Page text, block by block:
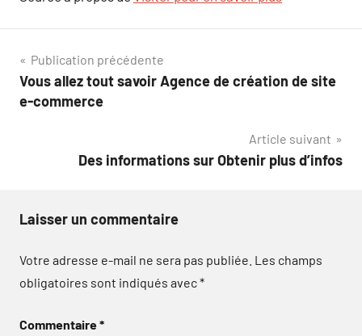
Navigation
de
Publication précédente
Vous allez tout savoir Agence de création de site
e-commerce
Article suivant
Des informations sur Obtenir plus d’infos
Laisser un commentaire
Votre adresse e-mail ne sera pas publiée. Les champs
obligatoires sont indiqués avec*
Commentaire*